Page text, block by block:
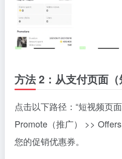
方法 2：从支付页面（
点击以下路径：“短视频页
Promote（推广） >>
您的促销优惠券。